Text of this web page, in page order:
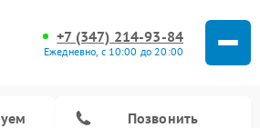
+7 (347) 214-93-84
Ежедневно, с 10:00 до 20:00
Позвонить